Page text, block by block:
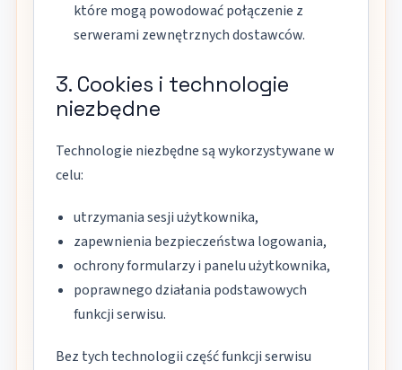
które mogą powodować połączenie z
serwerami zewnętrznych dostawców.
3. Cookies i technologie
niezbędne
Technologie niezbędne są wykorzystywane w
celu:
utrzymania sesji użytkownika,
zapewnienia bezpieczeństwa logowania,
ochrony formularzy i panelu użytkownika,
poprawnego działania podstawowych
funkcji serwisu.
Bez tych technologii część funkcji serwisu